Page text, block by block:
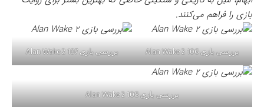
بازی را فراهم می‌کنند.
بررسی بازی Alan Wake 2 106 بررسی بازی Alan Wake 2 107
بررسی بازی Alan Wake 2 108